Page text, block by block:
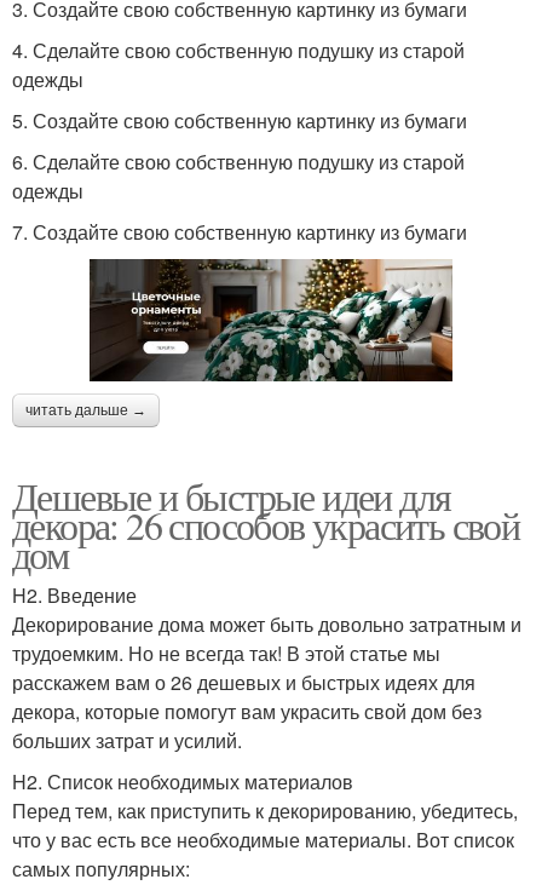
3. Создайте свою собственную картинку из бумаги
4. Сделайте свою собственную подушку из старой
одежды
5. Создайте свою собственную картинку из бумаги
6. Сделайте свою собственную подушку из старой
одежды
7. Создайте свою собственную картинку из бумаги
читать дальше →
Дешевые и быстрые идеи для
декора: 26 способов украсить свой
дом
H2. Введение
Декорирование дома может быть довольно затратным и
трудоемким. Но не всегда так! В этой статье мы
расскажем вам о 26 дешевых и быстрых идеях для
декора, которые помогут вам украсить свой дом без
больших затрат и усилий.
H2. Список необходимых материалов
Перед тем, как приступить к декорированию, убедитесь,
что у вас есть все необходимые материалы. Вот список
самых популярных: